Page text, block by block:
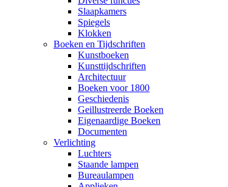
Slaapkamers
Spiegels
Klokken
Boeken en Tijdschriften
Kunstboeken
Kunsttijdschriften
Architectuur
Boeken voor 1800
Geschiedenis
Geillustreerde Boeken
Eigenaardige Boeken
Documenten
Verlichting
Luchters
Staande lampen
Bureaulampen